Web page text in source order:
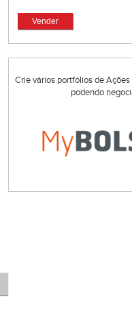
Vender
Crie vários portfólios de
podendo